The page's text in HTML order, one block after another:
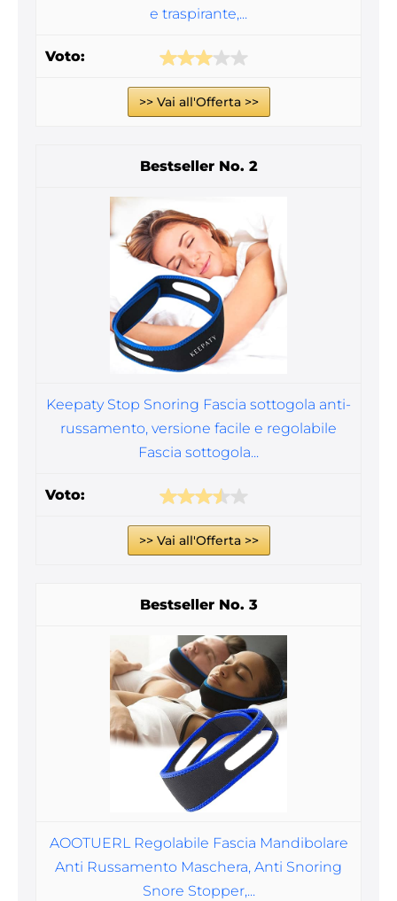
e traspirante,...
>> Vai all'Offerta >>
2
Keepaty Stop Snoring Fascia sottogola anti-
russamento, versione facile e regolabile
Fascia sottogola...
>> Vai all'Offerta >>
3
AOOTUERL Regolabile Fascia Mandibolare
Anti Russamento Maschera, Anti Snoring
Snore Stopper,...